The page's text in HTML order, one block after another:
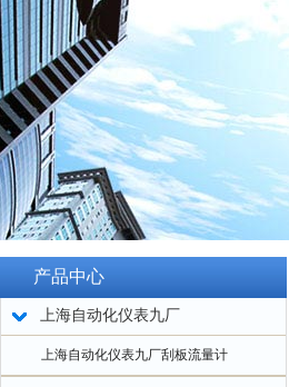
产品中心
上海自动化仪表九厂
上海自动化仪表九厂刮板流量计